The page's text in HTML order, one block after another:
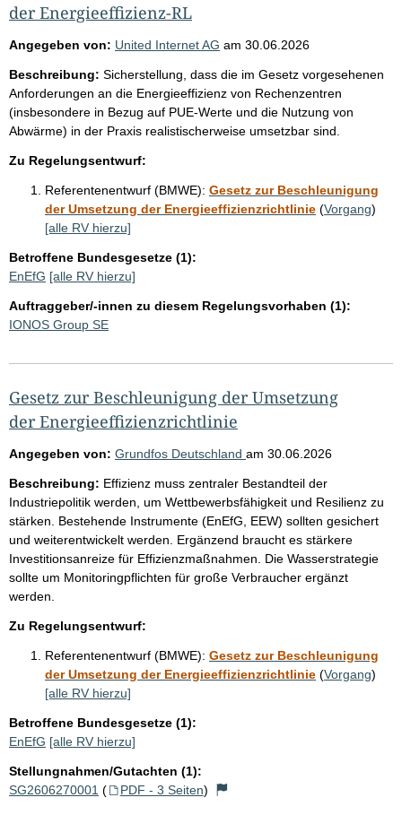
der Energieeffizienz-RL
Angegeben von: United Internet AG am 30.06.2026
Beschreibung: Sicherstellung, dass die im Gesetz vorgesehenen
Anforderungen an die Energieeffizienz von Rechenzentren
(insbesondere in Bezug auf PUE-Werte und die Nutzung von
Abwärme) in der Praxis realistischerweise umsetzbar sind.
Zu Regelungsentwurf:
Referentenentwurf (BMWE): Gesetz zur Beschleunigung
der Umsetzung der Energieeffizienzrichtlinie (Vorgang)
[alle RV hierzu]
Betroffene Bundesgesetze (1):
EnEfG [alle RV hierzu]
Auftraggeber/-innen zu diesem Regelungsvorhaben (1):
IONOS Group SE
Gesetz zur Beschleunigung der Umsetzung
der Energieeffizienzrichtlinie
Angegeben von: Grundfos Deutschland am 30.06.2026
Beschreibung: Effizienz muss zentraler Bestandteil der
Industriepolitik werden, um Wettbewerbsfähigkeit und Resilienz zu
stärken. Bestehende Instrumente (EnEfG, EEW) sollten gesichert
und weiterentwickelt werden. Ergänzend braucht es stärkere
Investitionsanreize für Effizienzmaßnahmen. Die Wasserstrategie
sollte um Monitoringpflichten für große Verbraucher ergänzt
werden.
Zu Regelungsentwurf:
Referentenentwurf (BMWE): Gesetz zur Beschleunigung
der Umsetzung der Energieeffizienzrichtlinie (Vorgang)
[alle RV hierzu]
Betroffene Bundesgesetze (1):
EnEfG [alle RV hierzu]
Stellungnahmen/Gutachten (1):
SG2606270001 ( PDF - 3 Seiten)